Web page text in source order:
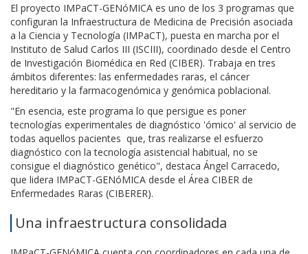
El proyecto IMPaCT-GENóMICA es uno de los 3 programas que
configuran la Infraestructura de Medicina de Precisión asociada
a la Ciencia y Tecnología (IMPaCT), puesta en marcha por el
Instituto de Salud Carlos III (ISCIII), coordinado desde el Centro
de Investigación Biomédica en Red (CIBER). Trabaja en tres
ámbitos diferentes: las enfermedades raras, el cáncer
hereditario y la farmacogenómica y genómica poblacional.
"En esencia, este programa lo que persigue es poner
tecnologías experimentales de diagnóstico 'ómico' al servicio de
todas aquellos pacientes que, tras realizarse el esfuerzo
diagnóstico con la tecnología asistencial habitual, no se
consigue el diagnóstico genético", destaca Ángel Carracedo,
que lidera IMPaCT-GENóMICA desde el Área CIBER de
Enfermedades Raras (CIBERER).
Una infraestructura consolidada